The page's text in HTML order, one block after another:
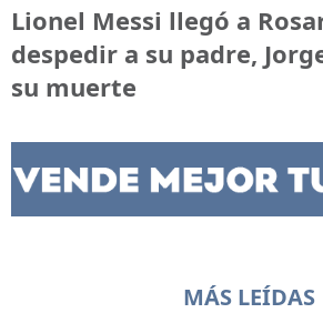
Lionel Messi llegó a
despedir a su padre,
su muerte
MÁS LEÍDAS